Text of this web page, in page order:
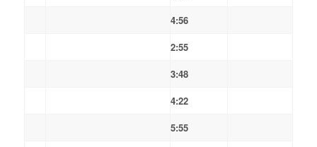
4:56
2:55
3:48
4:22
5:55